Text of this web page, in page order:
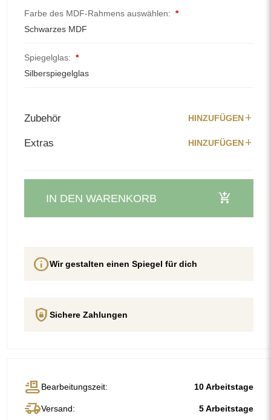
Farbe des MDF-Rahmens auswählen: *
Schwarzes MDF
Spiegelglas: *
Silberspiegelglas
Zubehör HINZUFÜGENadd
Extras HINZUFÜGENadd
IN DEN WARENKORB add_shopping_cart
infoWir gestalten einen Spiegel für dich
shield_lock Sichere Zahlungen
conveyor_beltBearbeitungszeit: 10 Arbeitstage
delivery_truck_speedVersand: 5 Arbeitstage